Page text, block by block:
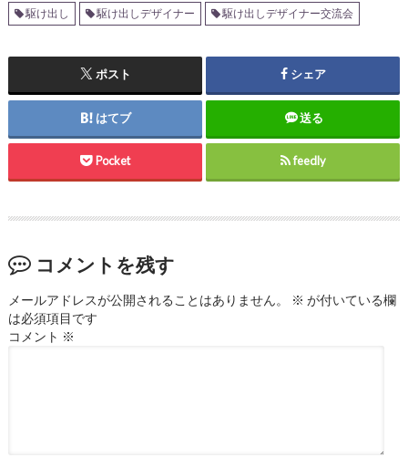
駆け出し 駆け出しデザイナー 駆け出しデザイナー交流会
ポスト シェア
はてブ 送る
Pocket feedly
コメントを残す
メールアドレスが公開されることはありません。 ※ が付いている欄
は必須項目です
コメント ※